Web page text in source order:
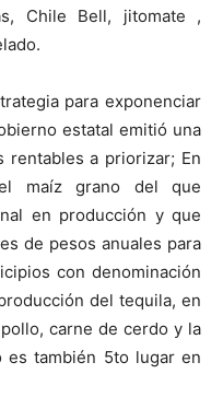
Chile Bell, jitomate ,
para exponenciar
estatal emitió una
rentables a priorizar; En
maíz grano del que
en producción y que
de pesos anuales para
con denominación
del tequila, en
carne de cerdo y la
es también 5to lugar en